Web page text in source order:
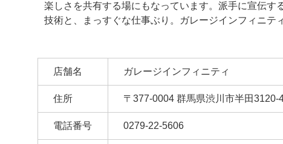
楽しさを共有する場にもなっています。派手に宣伝
技術と、まっすぐな仕事ぶり。ガレージインフィニテ
店舗名 ガレージインフィニティ
住所 〒377-0004 群馬県渋川市半田3120-
電話番号 0279-22-5606